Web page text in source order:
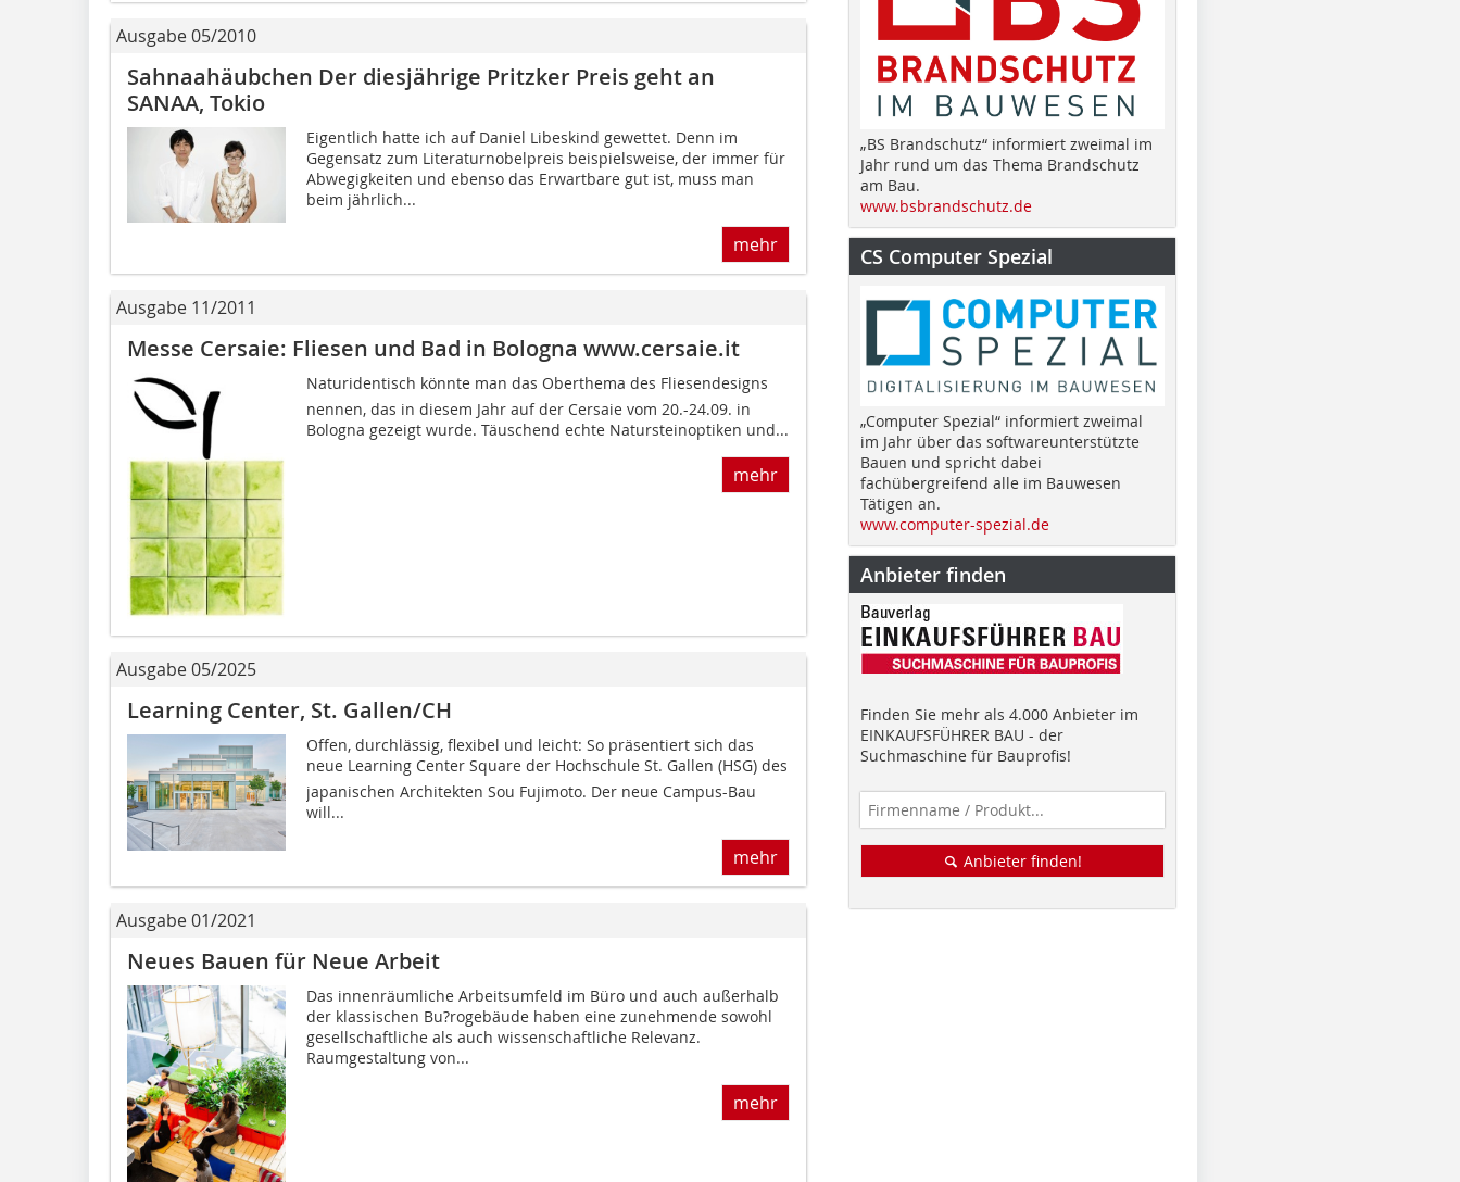
Ausgabe 05/2010
Sahnaahäubchen Der diesjährige Pritzker Preis geht an
SANAA, Tokio
Eigentlich hatte ich auf Daniel Libeskind gewettet. Denn im
Gegensatz zum Literaturnobelpreis beispielsweise, der immer für
Abwegigkeiten und ebenso das Erwartbare gut ist, muss man
beim jährlich...
mehr
Ausgabe 11/2011
Messe Cersaie: Fliesen und Bad in Bologna www.cersaie.it
Naturidentisch könnte man das Oberthema des Fliesendesigns
nennen, das in diesem Jahr auf der Cersaie vom 20.-24.09. in
Bologna gezeigt wurde. Täuschend echte Natursteinoptiken und...
mehr
Ausgabe 05/2025
Learning Center, St. Gallen/CH
Offen, durchlässig, flexibel und leicht: So präsentiert sich das
neue Learning Center Square der Hochschule St. Gallen (HSG) des
japanischen Architekten Sou Fujimoto. Der neue Campus-Bau
will...
mehr
Ausgabe 01/2021
Neues Bauen für Neue Arbeit
Das innenräumliche Arbeitsumfeld im Büro und auch außerhalb
der klassischen Bu?rogebäude haben eine zunehmende sowohl
gesellschaftliche als auch wissenschaftliche Relevanz.
Raumgestaltung von...
mehr
„BS Brandschutz“ informiert zweimal im
Jahr rund um das Thema Brandschutz
am Bau.
www.bsbrandschutz.de
CS Computer Spezial
„Computer Spezial“ informiert zweimal
im Jahr über das softwareunterstützte
Bauen und spricht dabei
fachübergreifend alle im Bauwesen
Tätigen an.
www.computer-spezial.de
Anbieter finden
Finden Sie mehr als 4.000 Anbieter im
EINKAUFSFÜHRER BAU - der
Suchmaschine für Bauprofis!
Anbieter finden!